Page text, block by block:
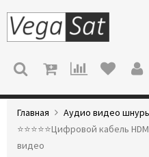
МЕНЮ
Главная Аудио видео
⭐️⭐️⭐️⭐️⭐️Цифровой кабель
видео